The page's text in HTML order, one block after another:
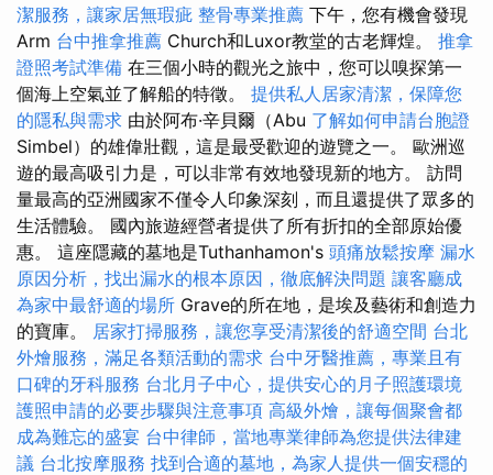
潔服務，讓家居無瑕疵 整骨專業推薦 下午，您有機會發現
Arm 台中推拿推薦 Church和Luxor教堂的古老輝煌。 推拿
證照考試準備 在三個小時的觀光之旅中，您可以嗅探第一
個海上空氣並了解船的特徵。 提供私人居家清潔，保障您
的隱私與需求 由於阿布·辛貝爾（Abu 了解如何申請台胞證
Simbel）的雄偉壯觀，這是最受歡迎的遊覽之一。 歐洲巡
遊的最高吸引力是，可以非常有效地發現新的地方。 訪問
量最高的亞洲國家不僅令人印象深刻，而且還提供了眾多的
生活體驗。 國內旅遊經營者提供了所有折扣的全部原始優
惠。 這座隱藏的墓地是Tuthanhamon's 頭痛放鬆按摩 漏水
原因分析，找出漏水的根本原因，徹底解決問題 讓客廳成
為家中最舒適的場所 Grave的所在地，是埃及藝術和創造力
的寶庫。 居家打掃服務，讓您享受清潔後的舒適空間 台北
外燴服務，滿足各類活動的需求 台中牙醫推薦，專業且有
口碑的牙科服務 台北月子中心，提供安心的月子照護環境
護照申請的必要步驟與注意事項 高級外燴，讓每個聚會都
成為難忘的盛宴 台中律師，當地專業律師為您提供法律建
議 台北按摩服務 找到合適的墓地，為家人提供一個安穩的